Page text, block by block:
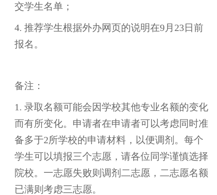
交学生名单；
4. 推荐学生根据外办网页的说明在9月23日前
报名。
备注：
1. 录取名额可能会因学校其他专业名额的变化
而有所变化。申请者在申请者可以考虑同时准
备多于2所学校的申请材料，以便调剂。每个
学生可以填报三个志愿，请各位同学谨慎选择
院校。一志愿失败则调剂二志愿，二志愿名额
已满则考虑三志愿。